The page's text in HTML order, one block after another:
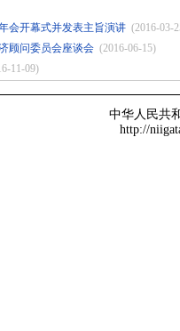
会开幕式并发表主旨演讲 (2016-03-
顾问委员会座谈会 (2016-06-15)
11-09)
中华人民共
http://